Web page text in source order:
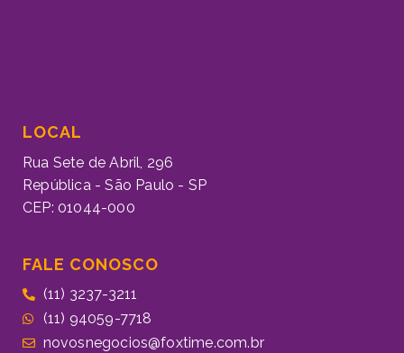
LOCAL
Rua Sete de Abril, 296
República - São Paulo - SP
CEP: 01044-000
FALE CONOSCO
(11) 3237-3211
(11) 94059-7718
novosnegocios@foxtime.com.br